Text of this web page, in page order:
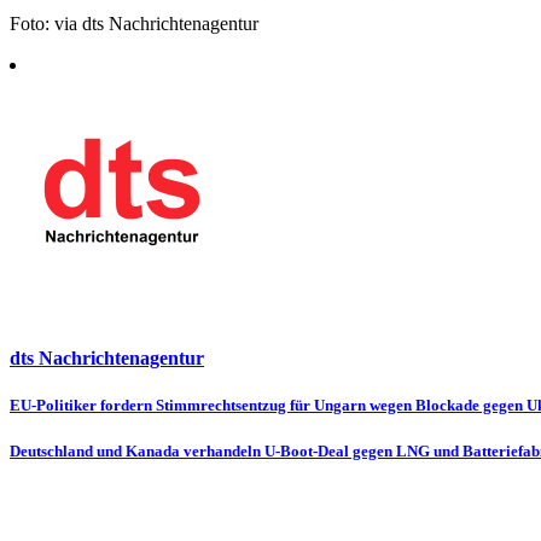
Foto: via dts Nachrichtenagentur
dts Nachrichtenagentur
Beitragsnavigation
EU-Politiker fordern Stimmrechtsentzug für Ungarn wegen Blockade gegen
Deutschland und Kanada verhandeln U-Boot-Deal gegen LNG und